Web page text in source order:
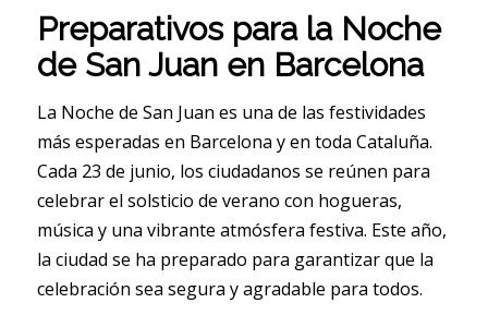
Preparativos para la Noche
de San Juan en Barcelona
La Noche de San Juan es una de las festividades
más esperadas en Barcelona y en toda Cataluña.
Cada 23 de junio, los ciudadanos se reúnen para
celebrar el solsticio de verano con hogueras,
música y una vibrante atmósfera festiva. Este año,
la ciudad se ha preparado para garantizar que la
celebración sea segura y agradable para todos.